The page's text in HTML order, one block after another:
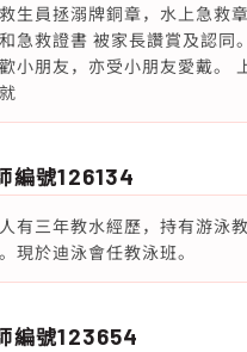
生員拯溺牌銅章，水上急救
急救證書 被家長讚賞及認同
小朋友，亦受小朋友愛戴。
編號126134
有三年教水經歷，持有游泳
現於迪泳會任教泳班。
編號123654